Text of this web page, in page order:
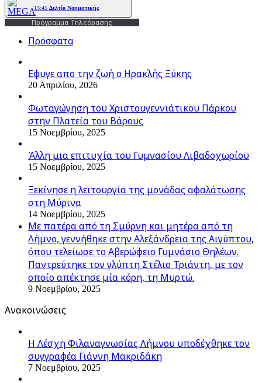
Πρόγραμμα Τηλεόρασης
Πρόσφατα
Εφυγε απο την ζωή o Ηρακλής Ξύκης
20 Απριλίου, 2026
Φωταγώγηση του Χριστουγεννιάτικου Πάρκου
στην Πλατεία του Βάρους
15 Νοεμβρίου, 2025
Άλλη μια επιτυχία του Γυμνασίου Λιβαδοχωρίου
15 Νοεμβρίου, 2025
Ξεκίνησε η λειτουργία της μονάδας αφαλάτωσης
στη Μύρινα
14 Νοεμβρίου, 2025
Με πατέρα από τη Σμύρνη και μητέρα από τη
Λήμνο, γεννήθηκε στην Αλεξάνδρεια της Αιγύπτου,
όπου τελείωσε το Αβερώφειο Γυμνάσιο Θηλέων.
Παντρεύτηκε τον γλύπτη Στέλιο Τριάντη, με τον
οποίο απέκτησε μία κόρη, τη Μυρτώ.
9 Νοεμβρίου, 2025
Ανακοινώσεις
Η Λέσχη Φιλαναγνωσίας Λήμνου υποδέχθηκε τον
συγγραφέα Γιάννη Μακριδάκη
7 Νοεμβρίου, 2025